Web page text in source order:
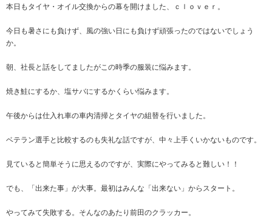
本日もタイヤ・オイル交換からの幕を開けました、ｃｌｏｖｅｒ。
今日も暑さにも負けず、風の強い日にも負けず頑張ったのではないでしょう
か。
朝、社長と話をしてましたがこの時季の服装に悩みます。
焼き鮭にするか、塩サバにするかくらい悩みます。
午後からは仕入れ車の車内清掃とタイヤの組替を行いました。
ベテラン選手と比較するのも失礼な話ですが、中々上手くいかないものです。
見ていると簡単そうに思えるのですが、実際にやってみると難しい！！
でも、「出来た事」が大事。最初はみんな「出来ない」からスタート。
やってみて失敗する。そんなのあたり前田のクラッカー。